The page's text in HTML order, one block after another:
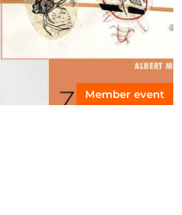
Member event